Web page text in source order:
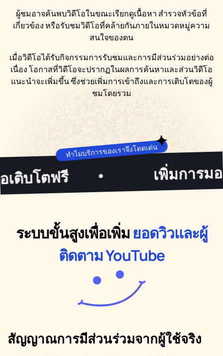
ผู้ชมอาจค้นพบวิดีโอในขณะเรียกดูเนื้อหา สำรวจหัวข้อที่
เกี่ยวข้อง หรือรับชมวิดีโอที่คล้ายกันภายในหมวดหมู่ความ
สนใจของตน
เมื่อวิดีโอได้รับกิจกรรมการรับชมและการมีส่วนร่วมอย่างต่อ
เนื่อง โอกาสที่วิดีโอจะปรากฏในผลการค้นหาและส่วนวิดีโอ
แนะนำจะเพิ่มขึ้น ซึ่งช่วยเพิ่มการเข้าถึงและการเติบโตของผู้
ชมโดยรวม
ทำไมบริการของเราจึงโดดเด่น
• เพิ่มการมองเห็นอย่า
ระบบขั้นสูงเพื่อเพิ่มยอดวิวและผู้
ติดตาม YouTube
สัญญาณการมีส่วนร่วมจากผู้ใช้จริง